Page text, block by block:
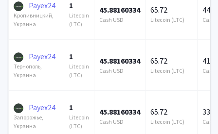
Payex24
Кропивницкий,
Украина
1
Litecoin
(LTC)
45.88160334
Cash USD
65.72
Litecoin (LTC)
446
Cash
Payex24
Тернополь,
Украина
1
Litecoin
(LTC)
45.88160334
Cash USD
65.72
Litecoin (LTC)
412
Cash
Payex24
Запорожье,
Украина
1
Litecoin
(LTC)
45.88160334
Cash USD
65.72
Litecoin (LTC)
335
Cash